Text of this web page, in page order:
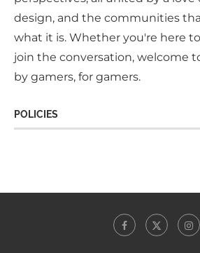
design, and the communities
what it is. Whether you're here
join the conversation, welcome
by gamers, for gamers.
POLICIES